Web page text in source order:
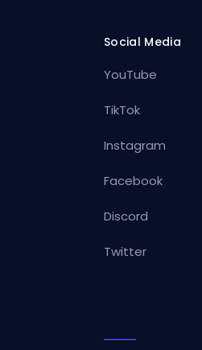
Social Media
YouTube
TikTok
Instagram
Facebook
Discord
Twitter